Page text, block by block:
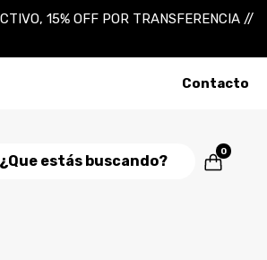
15% OFF POR TRANSFERENCIA //
Contacto
0